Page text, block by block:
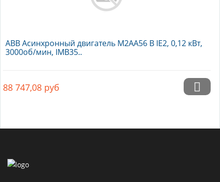
ABB Асинхронный двигатель M2AA56 B IE2, 0,12 кВт,
3000об/мин, IMB35..
88 747,08 руб